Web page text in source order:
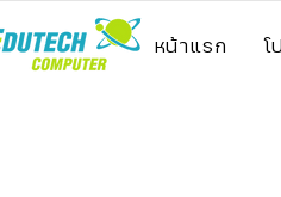
หน้าแรก โ